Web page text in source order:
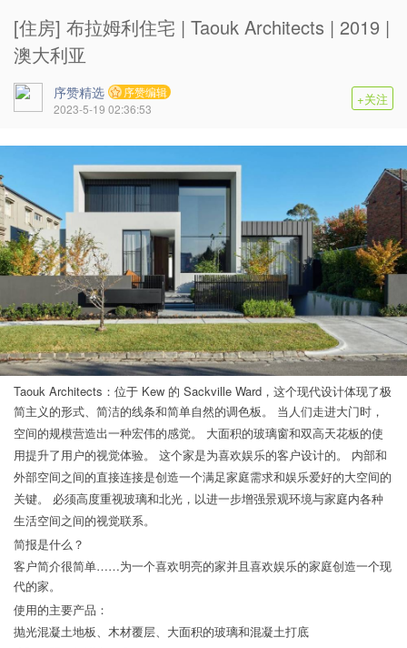
[住房] 布拉姆利住宅 | Taouk Architects | 2019 |
澳大利亚
序赞精选
序赞编辑
2023-5-19 02:36:53
+关注
Taouk Architects：位于 Kew 的 Sackville Ward，这个现代设计体现了极
简主义的形式、简洁的线条和简单自然的调色板。 当人们走进大门时，
空间的规模营造出一种宏伟的感觉。 大面积的玻璃窗和双高天花板的使
用提升了用户的视觉体验。 这个家是为喜欢娱乐的客户设计的。 内部和
外部空间之间的直接连接是创造一个满足家庭需求和娱乐爱好的大空间的
关键。 必须高度重视玻璃和北光，以进一步增强景观环境与家庭内各种
生活空间之间的视觉联系。
简报是什么？
客户简介很简单……为一个喜欢明亮的家并且喜欢娱乐的家庭创造一个现
代的家。
使用的主要产品：
抛光混凝土地板、木材覆层、大面积的玻璃和混凝土打底